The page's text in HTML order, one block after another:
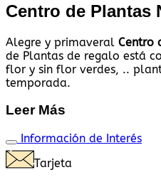
Centro de Plantas
Alegre y primaveral Centro
de Plantas de regalo está
flor y sin flor verdes, ..
temporada.
Leer Más
Información de Interés
Tarjeta